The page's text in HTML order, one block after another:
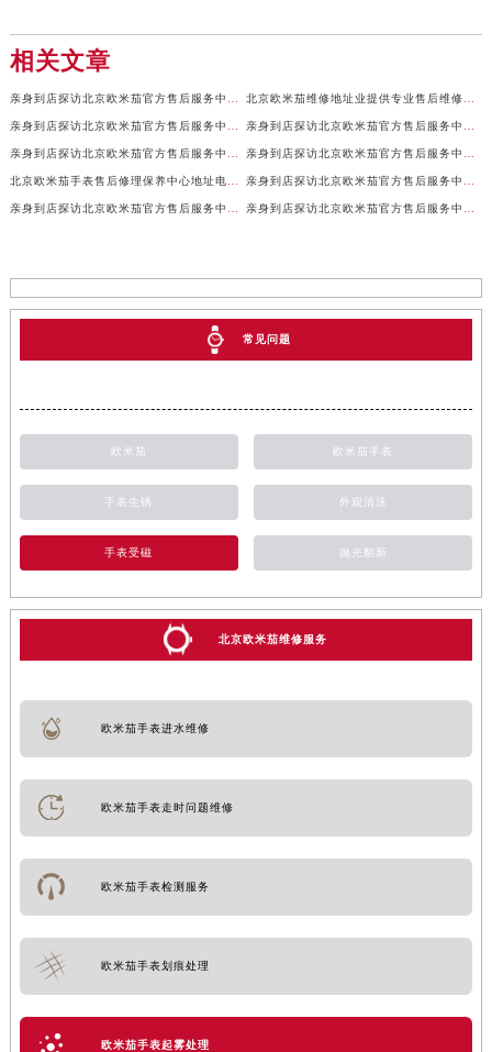
相关文章
常见问题
欧米茄 欧米茄手表
手表生锈 外观清洗
手表受磁 抛光翻新
北京欧米茄维修服务
欧米茄手表进水维修
欧米茄手表走时问题维修
欧米茄手表检测服务
欧米茄手表划痕处理
欧米茄手表起雾处理